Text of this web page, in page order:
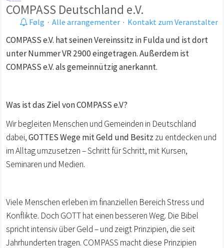
COMPASS Deutschland e.V.
Følg · Alle arrangementer · Kontakt zum Veranstalter
COMPASS e.V. hat seinen Vereinssitz in Fulda und ist dort
unter Nummer VR 2900 eingetragen. Außerdem ist
COMPASS e.V. als gemeinnützig anerkannt.
Was ist das Ziel von COMPASS e.V?
Wir begleiten Menschen und Gemeinden in Deutschland
dabei,GOTTES Wege mit Geld und Besitz zu entdecken und
im Alltag umzusetzen – Schritt für Schritt, mit Kursen,
Seminaren und Medien.
Viele Menschen erleben im finanziellen Bereich Stress und
Konflikte. Doch GOTT hat einen besseren Weg. Die Bibel
spricht intensiv über Geld – und zeigt Prinzipien, die seit
Jahrhunderten tragen. COMPASS macht diese Prinzipien